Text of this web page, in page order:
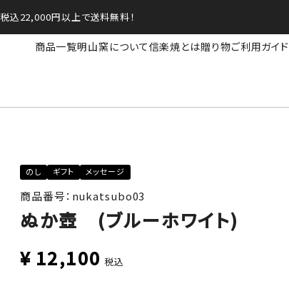
込22,000円以上で送料無料！
商品一覧明山窯について信楽焼とは贈り物ご利用ガイド
のし ギフト メッセージ
商品番号：nukatsubo03
ぬか壺 (ブルーホワイト)
¥ 12,100 税込